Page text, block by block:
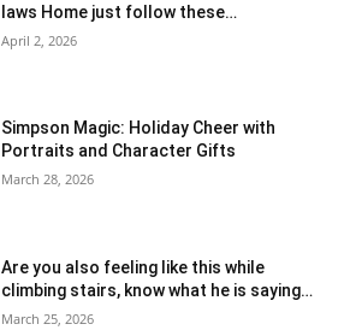
laws Home just follow these…
April 2, 2026
Simpson Magic: Holiday Cheer with
Portraits and Character Gifts
March 28, 2026
Are you also feeling like this while
climbing stairs, know what he is saying…
March 25, 2026